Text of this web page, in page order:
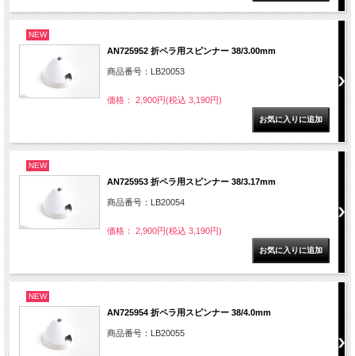
NEW
AN725952 折ペラ用スピンナー 38/3.00mm
商品番号：LB20053
価格： 2,900円(税込 3,190円)
NEW
AN725953 折ペラ用スピンナー 38/3.17mm
商品番号：LB20054
価格： 2,900円(税込 3,190円)
NEW
AN725954 折ペラ用スピンナー 38/4.0mm
商品番号：LB20055